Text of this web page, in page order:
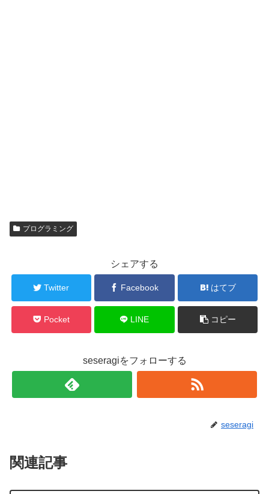
プログラミング
シェアする
Twitter Facebook はてブ
Pocket LINE コピー
seseragiをフォローする
seseragi
関連記事